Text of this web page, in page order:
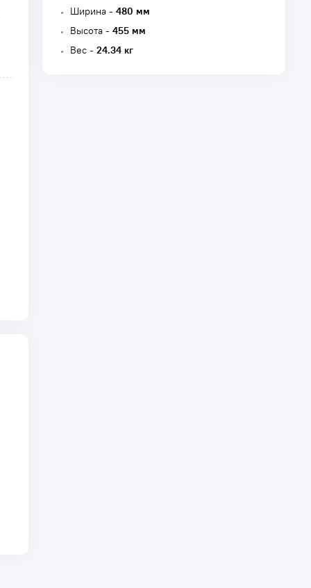
Ширина - 480 мм
Высота - 455 мм
Вес - 24.34 кг